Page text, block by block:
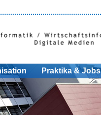
Praktika & Jobs